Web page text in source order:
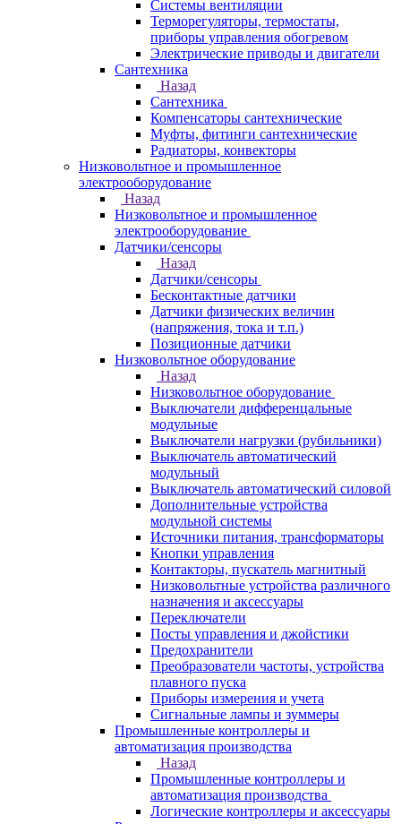
Системы вентиляции
Терморегуляторы, термостаты,
приборы управления обогревом
Электрические приводы и двигатели
Сантехника
Назад
Сантехника
Компенсаторы сантехнические
Муфты, фитинги сантехнические
Радиаторы, конвекторы
Низковольтное и промышленное
электрооборудование
Назад
Низковольтное и промышленное
электрооборудование
Датчики/сенсоры
Назад
Датчики/сенсоры
Бесконтактные датчики
Датчики физических величин
(напряжения, тока и т.п.)
Позиционные датчики
Низковольтное оборудование
Назад
Низковольтное оборудование
Выключатели дифференцальные
модульные
Выключатели нагрузки (рубильники)
Выключатель автоматический
модульный
Выключатель автоматический силовой
Дополнительные устройства
модульной системы
Источники питания, трансформаторы
Кнопки управления
Контакторы, пускатель магнитный
Низковольтные устройства различного
назначения и аксессуары
Переключатели
Посты управления и джойстики
Предохранители
Преобразователи частоты, устройства
плавного пуска
Приборы измерения и учета
Сигнальные лампы и зуммеры
Промышленные контроллеры и
автоматизация производства
Назад
Промышленные контроллеры и
автоматизация производства
Логические контроллеры и аксессуары